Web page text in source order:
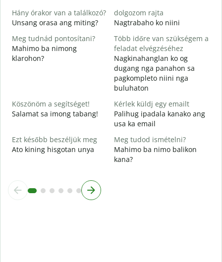
Hány órakor van a találkozó?
Unsang orasa ang miting?
dolgozom rajta
Nagtrabaho ko niini
Meg tudnád pontosítani?
Mahimo ba nimong
klarohon?
Több időre van szükségem a
feladat elvégzéséhez
Nagkinahanglan ko og
dugang nga panahon sa
pagkompleto niini nga
buluhaton
Köszönöm a segítséget!
Salamat sa imong tabang!
Kérlek küldj egy emailt
Palihug ipadala kanako ang
usa ka email
Ezt később beszéljük meg
Ato kining hisgotan unya
Meg tudod ismételni?
Mahimo ba nimo balikon
kana?